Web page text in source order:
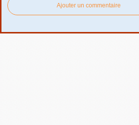
Ajouter un commentaire